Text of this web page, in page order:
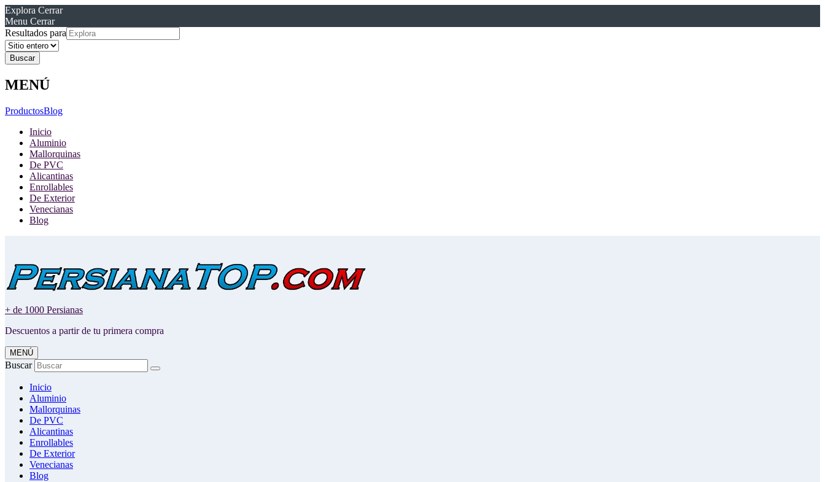
Explora Cerrar
Menu Cerrar
Resultados para
MENÚ
ProductosBlog
Inicio
Aluminio
Mallorquinas
De PVC
Alicantinas
Enrollables
De Exterior
Venecianas
Blog
+ de 1000 Persianas
Descuentos a partir de tu primera compra
MENÚ
Buscar
Inicio
Aluminio
Mallorquinas
De PVC
Alicantinas
Enrollables
De Exterior
Venecianas
Blog